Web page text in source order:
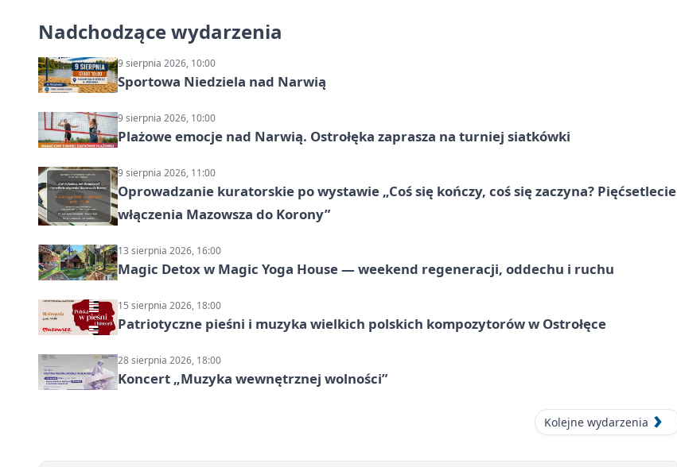
Nadchodzące wydarzenia
9 sierpnia 2026, 10:00
Sportowa Niedziela nad Narwią
9 sierpnia 2026, 10:00
Plażowe emocje nad Narwią. Ostrołęka zaprasza na turniej siatkówki
9 sierpnia 2026, 11:00
Oprowadzanie kuratorskie po wystawie „Coś się kończy, coś się zaczyna? Pięćsetlecie
włączenia Mazowsza do Korony”
13 sierpnia 2026, 16:00
Magic Detox w Magic Yoga House — weekend regeneracji, oddechu i ruchu
15 sierpnia 2026, 18:00
Patriotyczne pieśni i muzyka wielkich polskich kompozytorów w Ostrołęce
28 sierpnia 2026, 18:00
Koncert „Muzyka wewnętrznej wolności”
Kolejne wydarzenia